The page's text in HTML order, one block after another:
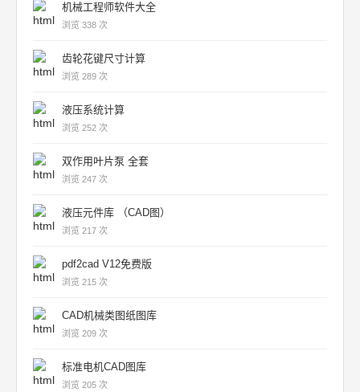
机械工程师软件大全
浏览 338 次
齿轮花键尺寸计算
浏览 289 次
液压系统计算
浏览 252 次
双作用叶片泵 全套
浏览 247 次
液压元件库 （CAD图）
浏览 217 次
pdf2cad V12免费版
浏览 215 次
CAD机械类图纸图库
浏览 209 次
标准电机CAD图库
浏览 205 次